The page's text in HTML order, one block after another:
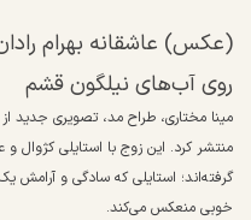
(عکس) عاشقانه بهرام
روی آب‌های نیلگون قشم
مینا مختاری، طراح مد، تصویری جدید
منتشر کرد. این زوج با استایلی کژوال
گرفته‌اند؛ استایلی که سادگی و
خوبی منعکس می‌کند.